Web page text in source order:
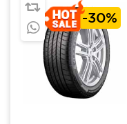
-30%